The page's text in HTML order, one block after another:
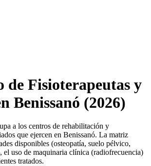
de Fisioterapeutas y
Benissanó (2026)
a los centros de rehabilitación y
que ejercen en Benissanó. La matriz
disponibles (osteopatía, suelo pélvico,
el uso de maquinaria clínica (radiofrecuencia)
tratados.